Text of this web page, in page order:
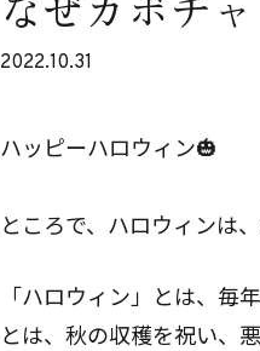
2022.10.31
ハッピーハロウィン🎃
ところで、ハロウィンは
「ハロウィン」とは、毎
とは、秋の収穫を祝い、